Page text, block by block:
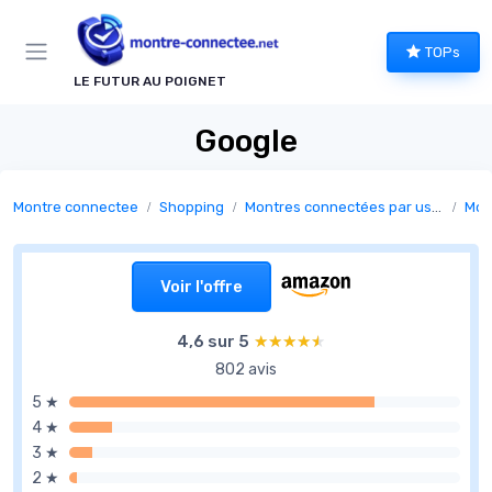
LE FUTUR AU POIGNET
TOPs
Google
Montre connectee Shopping Montres connectées par usage
Voir l'offre
4,6 sur 5 ★★★★★
★★★★★
802 avis
5 ★
4 ★
3 ★
2 ★
Panneau de gestion des cookies